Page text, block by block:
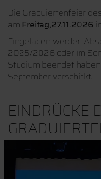
Die Graduiertenfeier
am Freitag,27.11.2026
Eingeladen werden
2025/2026 oder im
Studium beendet
September verschickt.
EINDRÜCKE